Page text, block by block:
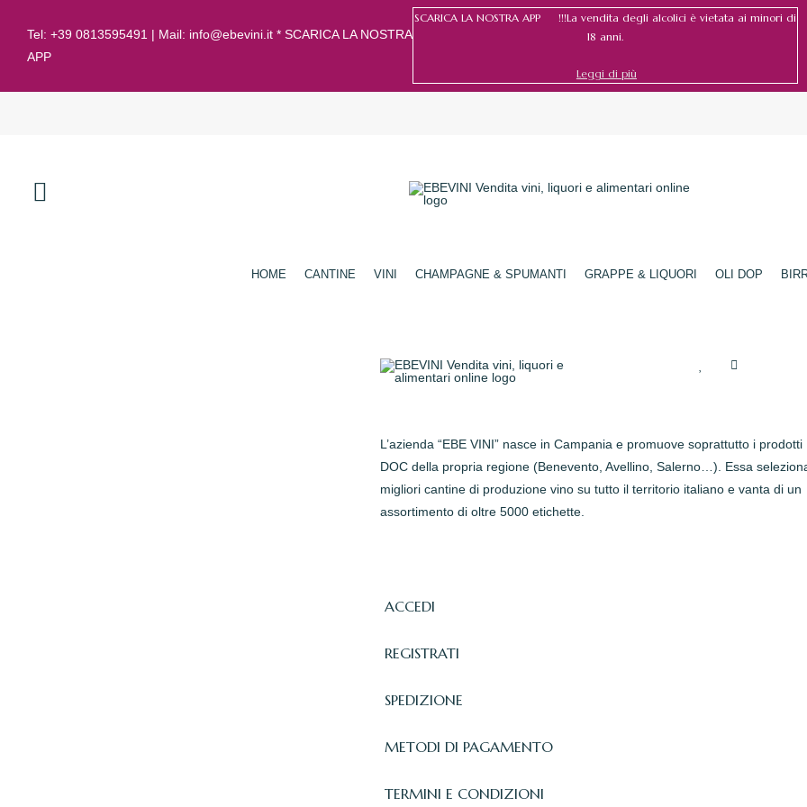
Tel: +39 0813595491 | Mail: info@ebevini.it * SCARICA LA NOSTRA
APP
SCARICA LA NOSTRA APP !!!La vendita degli alcolici è vietata ai minori di
18 anni.
Leggi di più
HOME CANTINE VINI CHAMPAGNE & SPUMANTI GRAPPE & LIQUORI OLI DOP
L’azienda “EBE VINI” nasce in Campania e promuove soprattutto i prodotti
DOC della propria regione (Benevento, Avellino, Salerno…). Essa
migliori cantine di produzione vino su tutto il territorio italiano e vanta di un
assortimento di oltre 5000 etichette.
ACCEDI
REGISTRATI
SPEDIZIONE
METODI DI PAGAMENTO
TERMINI E CONDIZIONI